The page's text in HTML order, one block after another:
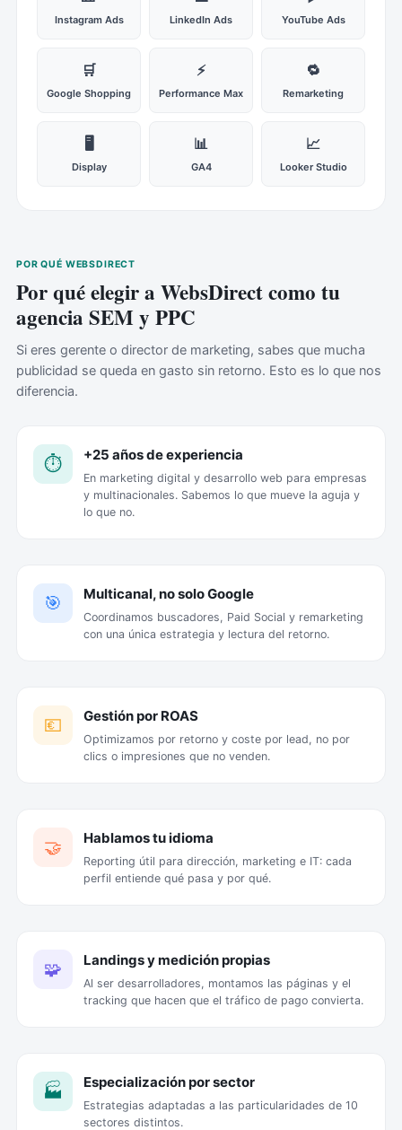
Instagram Ads LinkedIn Ads YouTube Ads
🛒
Google Shopping
⚡
Performance Max
🔁
Remarketing
🖥️
Display
📊
GA4
📈
Looker Studio
POR QUÉ WEBSDIRECT
Por qué elegir a WebsDirect como tu
agencia SEM y PPC
Si eres gerente o director de marketing, sabes que mucha
publicidad se queda en gasto sin retorno. Esto es lo que nos
diferencia.
⏱️ +25 años de experiencia
En marketing digital y desarrollo web para empresas
y multinacionales. Sabemos lo que mueve la aguja y
lo que no.
🎯 Multicanal, no solo Google
Coordinamos buscadores, Paid Social y remarketing
con una única estrategia y lectura del retorno.
💶 Gestión por ROAS
Optimizamos por retorno y coste por lead, no por
clics o impresiones que no venden.
🤝 Hablamos tu idioma
Reporting útil para dirección, marketing e IT: cada
perfil entiende qué pasa y por qué.
🧩 Landings y medición propias
Al ser desarrolladores, montamos las páginas y el
tracking que hacen que el tráfico de pago convierta.
🏭 Especialización por sector
Estrategias adaptadas a las particularidades de 10
sectores distintos.